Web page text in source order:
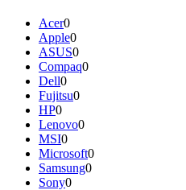
Acer0
Apple0
ASUS0
Compaq0
Dell0
Fujitsu0
HP0
Lenovo0
MSI0
Microsoft0
Samsung0
Sony0